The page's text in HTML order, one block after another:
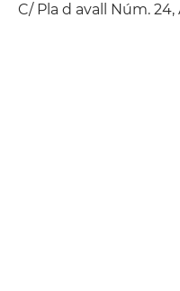
C/ Pla d avall Núm. 24,